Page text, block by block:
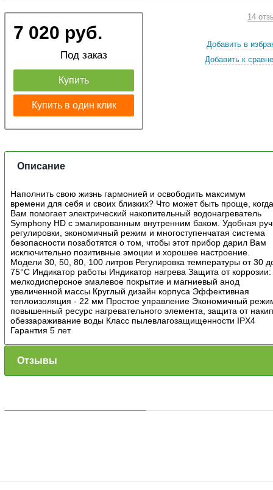
7 020 руб.
Под заказ
Купить
Купить в один клик
14
Добавить в
Добавить к
Описание
Наполнить свою жизнь гармонией и освободить максимум
времени для себя и своих близких? Что может быть проще,
Вам помогает электрический накопительный водонагреватель
Symphony HD с эмалированным внутренним баком. Удобная
регулировки, экономичный режим и многоступенчатая система
безопасности позаботятся о том, чтобы этот прибор дарил Вам
исключительно позитивные эмоции и хорошее настроение.
Модели 30, 50, 80, 100 литров Регулировка температуры от 30
75°С Индикатор работы Индикатор нагрева Защита от коррозии:
мелкодисперсное эмалевое покрытие и магниевый анод
увеличенной массы Круглый дизайн корпуса Эффективная
теплоизоляция - 22 мм Простое управление Экономичный
повышенный ресурс нагревательного элемента, защита от
обеззараживание воды Класс пылевлагозащищенности IPX4
Гарантия 5 лет
Отзывы